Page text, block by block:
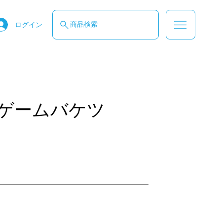
ログイン 商品検索
ームバケツ